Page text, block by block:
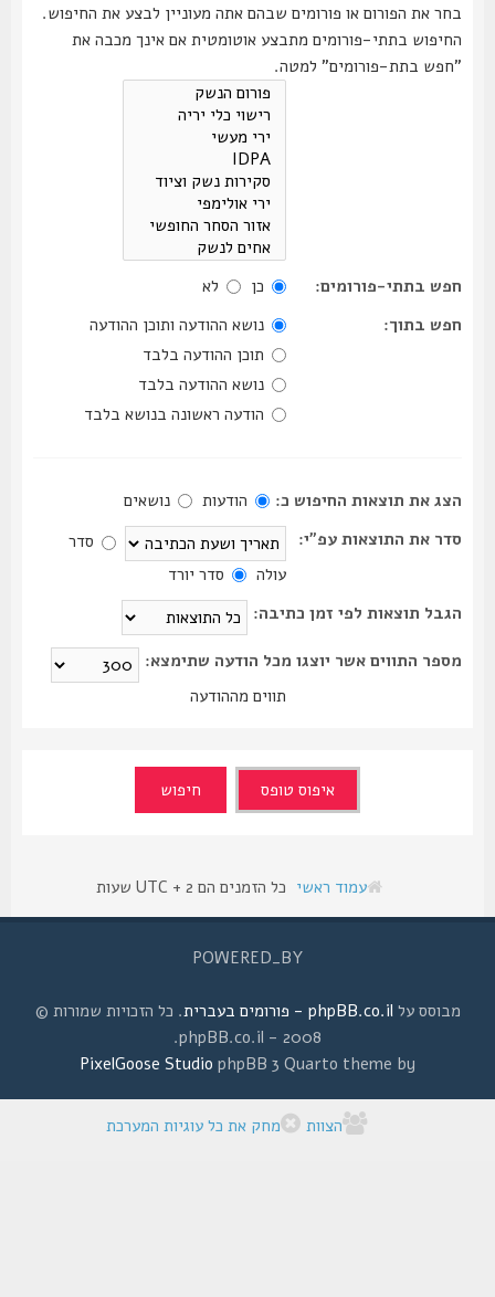
בחר את הפורום או פורומים שבהם אתה מעוניין לבצע את החיפוש.
החיפוש בתתי-פורומים מתבצע אוטומטית אם אינך מכבה את
"חפש בתת-פורומים" למטה.
חפש בתתי-פורומים: כן
לא
חפש בתוך:
נושא ההודעה ותוכן ההודעה
תוכן ההודעה בלבד
נושא ההודעה בלבד
הודעה ראשונה בנושא בלבד
הצג את תוצאות החיפוש כ: הודעות
נושאים
סדר את התוצאות עפ"י:
סדר
סדר יורד
הגבל תוצאות לפי זמן כתיבה:
מספר התווים אשר יוצגו מכל הודעה שתימצא:
תווים מההודעה
עמוד ראשי כל הזמנים הם UTC + 2 שעות
POWERED_BY
מבוסס עלphpBB.co.il - פורומים בעברית
. כל הזכויות שמורות ©
2008 - phpBB.co.il.
phpBB 3 Quarto theme by
PixelGoose Studio
הצוות מחק את כל עוגיות המערכת